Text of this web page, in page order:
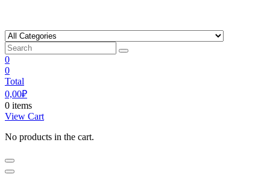
content
0
0
Total
0,00₽
0 items
View Cart
No products in the cart.